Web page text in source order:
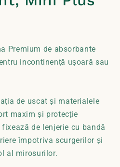
Premium de absorbante
incontinență ușoară sau
de uscat și materialele
maxim și protecție
de lenjerie cu bandă
împotriva scurgerilor și
al mirosurilor.